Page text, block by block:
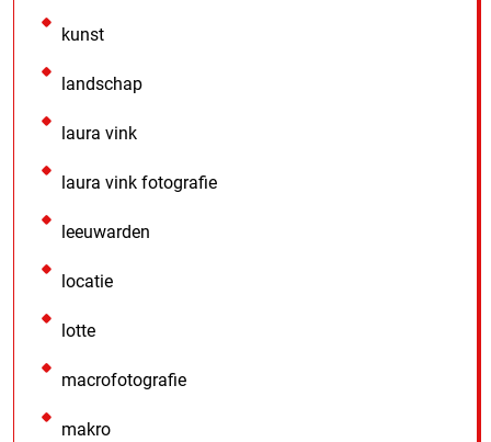
kunst
landschap
laura vink
laura vink fotografie
leeuwarden
locatie
lotte
macrofotografie
makro